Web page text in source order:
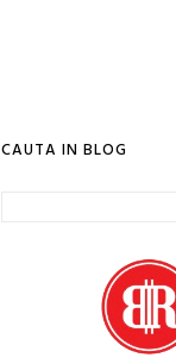
CAUTA IN BLOG